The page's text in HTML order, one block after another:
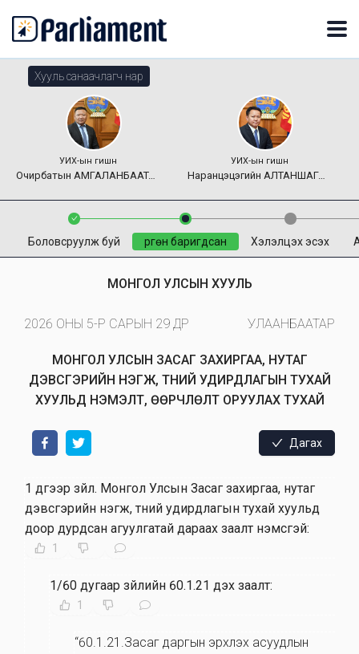
Хууль санаачлагч нар
УИХ-ын гишүүн
Очирбатын АМГАЛАНБААТАР
УИХ-ын гишүүн
Наранцэцэгийн АЛТАНШАГАЙ
Боловсруулж буй Өргөн баригдсан Хэлэлцэх эсэх
МОНГОЛ УЛСЫН ХУУЛЬ
2026 ОНЫ 5-Р САРЫН 29 ӨДӨР УЛААНБААТАР
МОНГОЛ УЛСЫН ЗАСАГ ЗАХИРГАА, НУТАГ
ДЭВСГЭРИЙН НЭГЖ, ТҮҮНИЙ УДИРДЛАГЫН ТУХАЙ
ХУУЛЬД НЭМЭЛТ, ӨӨРЧЛӨЛТ ОРУУЛАХ ТУХАЙ
Дагах
1 дүгээр зүйл. Монгол Улсын Засаг захиргаа, нутаг
дэвсгэрийн нэгж, түүний удирдлагын тухай хуульд
доор дурдсан агуулгатай дараах заалт нэмсүгэй:
1
1/60 дугаар зүйлийн 60.1.21 дэх заалт:
1
“60.1.21.Засаг даргын эрхлэх асуудлын